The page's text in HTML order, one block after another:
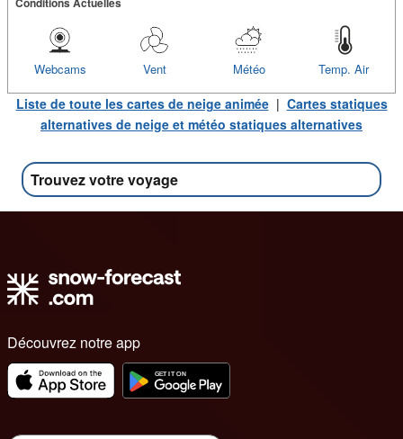
Temp. Air
Météo
Vent
Webcams
Liste de toute les cartes de neige animée| Cartes statiques
alternatives de neige et météo statiques alternatives
Trouvez votre voyage
Découvrez notre app